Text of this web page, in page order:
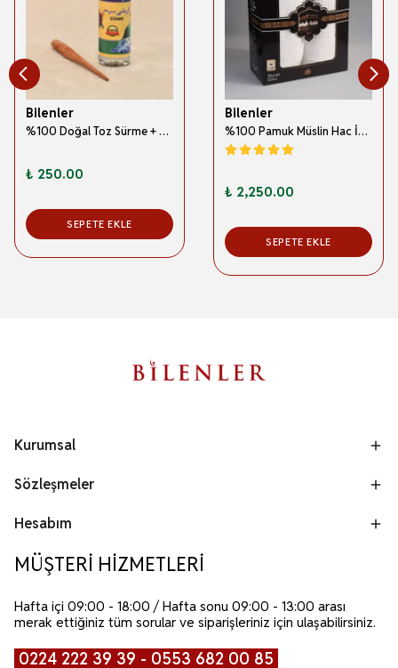
Bilenler
%100 Doğal Toz Sürme + Ahşap Sürme Çubuğu | Geleneksel ve Orijinal Göz Sürmesi
₺ 250.00
SEPETE EKLE
Bilenler
%100 Pamuk Müslin Hac İhramı – Hafif; Dikişsiz ve Antibakteriyel
₺ 2,250.00
SEPETE EKLE
Kurumsal
Sözleşmeler
Hesabım
MÜŞTERİ HİZMETLERİ
Hafta içi 09:00 - 18:00 / Hafta sonu 09:00 - 13:00 arası
merak ettiğiniz tüm sorular ve siparişleriniz için ulaşabilirsiniz.
0224 222 39 39 - 0553 682 00 85